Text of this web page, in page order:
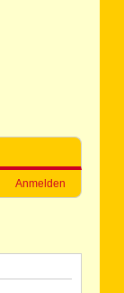
Anmelden